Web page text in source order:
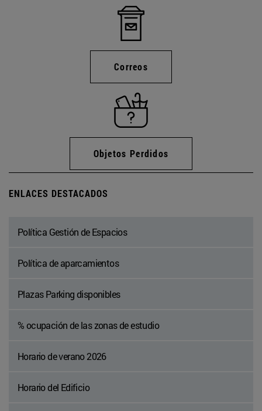
Correos
Objetos Perdidos
ENLACES DESTACADOS
Política Gestión de Espacios
Política de aparcamientos
Plazas Parking disponibles
% ocupación de las zonas de estudio
Horario de verano 2026
Horario del Edificio